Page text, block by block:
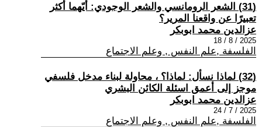
(31) الشعر الرومانسي والشعر الوجودي: أيّهما أكثر
تعبيرًا عن واقعنا المرير؟
عزالدين محمد ابوبكر
2025 / 8 / 18
الفلسفة ,علم النفس , وعلم الاجتماع
(32) لماذا نسأل: لماذا؟ ، محاولة لبناء مدخل فلسفي
موجز إلى أعمق اسئلة الكائن البشري
عزالدين محمد ابوبكر
2025 / 7 / 24
الفلسفة ,علم النفس , وعلم الاجتماع